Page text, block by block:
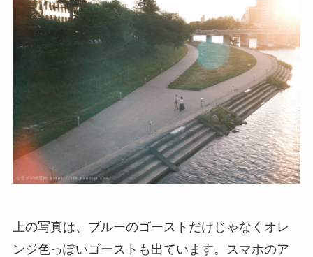
上の写真は、ブルーのゴーストだけじゃなくオレ
ンジ色っぽいゴーストも出ています。スマホのア